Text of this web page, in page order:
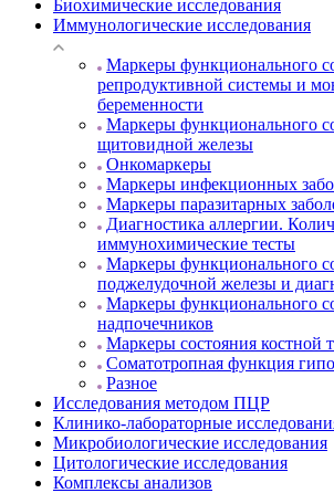
Биохимические исследования
Иммунологические исследования
Маркеры функционального
репродуктивной системы и
беременности
Маркеры функционального
щитовидной железы
Онкомаркеры
Маркеры инфекционных
Маркеры паразитарных
Диагностика аллергии.
иммунохимические тесты
Маркеры функционального
поджелудочной железы и
Маркеры функционального
надпочечников
Маркеры состояния костной
Соматотропная функция
Разное
Исследования методом ПЦР
Клинико-лабораторные
Микробиологические исследования
Цитологические исследования
Комплексы анализов